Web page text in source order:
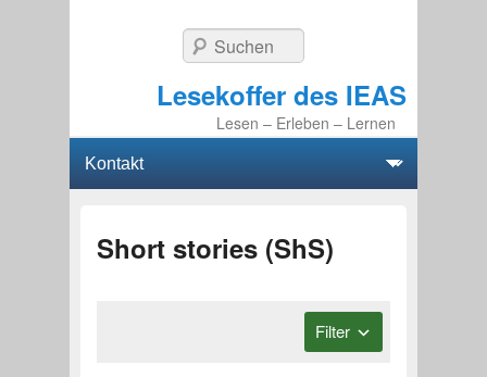
Lesekoffer des IEAS
Lesen – Erleben – Lernen
Suchen
Short stories (ShS)
Filter